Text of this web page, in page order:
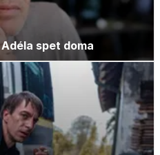
spet doma